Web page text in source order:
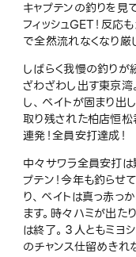
キャプテンの釣りを見
フィッシュGET！反応
で全然流れなくなり厳
しばらく我慢の釣りが
ざわざわし出す東京湾
し、ベイトが固まり出
取り残された柏店恒松
連発！全員安打達成！
中々サワラ全員安打
プテン！今年も釣らせ
り、ベイトは真っ赤っ
ます。時々ハミが出た
は終了。３人ともミヨ
のチャンス仕留めきれ